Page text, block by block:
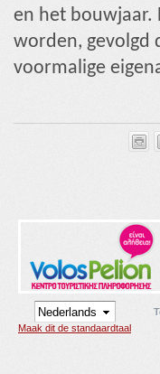
en het bouwjaar.
worden, gevolgd
voormalige
Maak dit de standaardtaal